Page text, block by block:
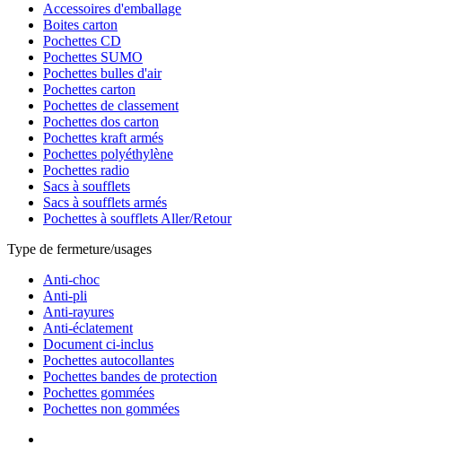
Accessoires d'emballage
Boites carton
Pochettes CD
Pochettes SUMO
Pochettes bulles d'air
Pochettes carton
Pochettes de classement
Pochettes dos carton
Pochettes kraft armés
Pochettes polyéthylène
Pochettes radio
Sacs à soufflets
Sacs à soufflets armés
Pochettes à soufflets Aller/Retour
Type de fermeture/usages
Anti-choc
Anti-pli
Anti-rayures
Anti-éclatement
Document ci-inclus
Pochettes autocollantes
Pochettes bandes de protection
Pochettes gommées
Pochettes non gommées